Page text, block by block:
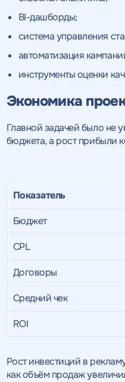
BI-дашборды;
система управления
автоматизация
инструменты оценки
Экономика
Главной задачей было не
бюджета, а рост прибыли
Показатель
Бюджет
CPL
Договоры
Средний чек
ROI
Рост инвестиций в
как объём продаж